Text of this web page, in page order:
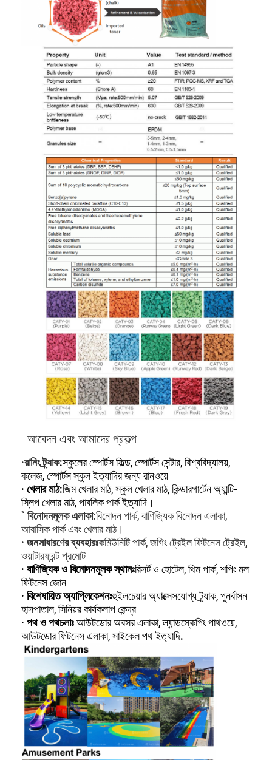
বাড়ি
পণ্য
ভিডিও
আমাদের সম্পর্কে
কারখানা ভ্রমণ
মান নিয়ন্ত্রণ
যোগাযোগ করুন
খবর
এখন চ্যাট
স্পোর্টস রাবারের মেঝে
আবেদন এবং আমাদের প্রকল্প
·রানিং ট্র্যাক:স্কুলের স্পোর্টস ফিল্ড, স্পোর্টস সেন্টার, বিশ্ববিদ্যালয়,
কলেজ, স্পোর্টস স্কুল ইত্যাদির জন্য রানওয়ে
· খেলার মাঠ:জিম খেলার মাঠ, স্কুল খেলার মাঠ, কিন্ডারগার্টেন অ্যান্টি-
স্লিপ খেলার মাঠ, পাবলিক পার্ক ইত্যাদি।
` বিনোদনমূলক এলাকা:বিনোদন পার্ক, বাণিজ্যিক বিনোদন এলাকা,
আবাসিক পার্ক এবং খেলার মাঠ।
· জনসাধারণের ব্যবহারঃকমিউনিটি পার্ক, জগিং ট্রেইল ফিটনেস ট্রেইল,
ওয়াটারফ্রন্ট প্রমোট
· বাণিজ্যিক ও বিনোদনমূলক স্থানঃরিসর্ট ও হোটেল, থিম পার্ক, শপিং মল
ফিটনেস জোন
· বিশেষায়িত অ্যাপ্লিকেশনঃহুইলচেয়ার অ্যাক্সেসযোগ্য ট্র্যাক, পুনর্বাসন
হাসপাতাল, সিনিয়র কার্যকলাপ কেন্দ্র
· পথ ও পথচলাঃ আউটডোর অবসর এলাকা, ল্যান্ডস্কেপিং পাথওয়ে,
আউটডোর ফিটনেস এলাকা, সাইকেল পথ ইত্যাদি.